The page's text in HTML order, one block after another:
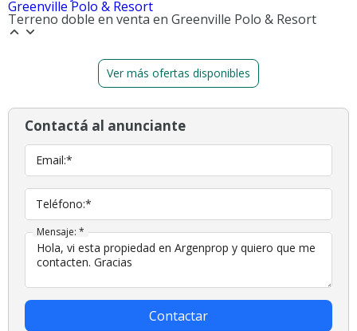
Greenville Polo & Resort
Terreno doble en venta en Greenville Polo & Resort
Ver más ofertas disponibles
Contactá al anunciante
Email:*
Teléfono:*
Mensaje: *
Contactar